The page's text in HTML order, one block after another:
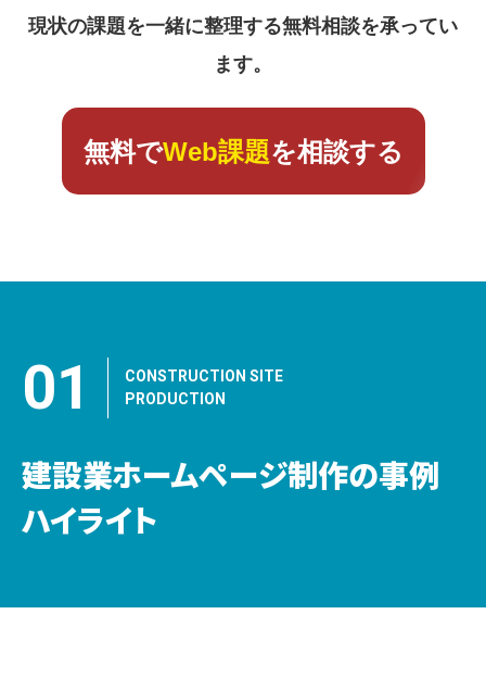
現状の課題を一緒に整理する無料相談を承ってい
ます。
無料でWeb課題を相談する
01
CONSTRUCTION SITE
PRODUCTION
建設業ホームページ制作の事例
ハイライト